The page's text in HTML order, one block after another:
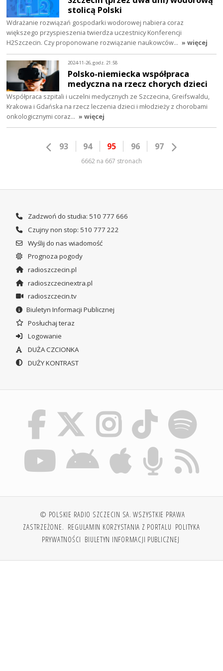
stolicą Polski
Wdrażanie rozwiązań gospodarki wodorowej nabiera coraz
większego przyspieszenia twierdza uczestnicy Konferencji
H2Szczecin. Czy proponowane rozwiązanie naukowców… » więcej
2024-11-26, godz. 21:58
Polsko-niemiecka współpraca
medyczna na rzecz chorych dzieci
Współpraca szpitali i uczelni medycznych ze Szczecina, Greifswaldu,
Krakowa i Gdańska na rzecz leczenia dzieci i młodzieży z chorobami
onkologicznymi coraz… » więcej
93 94 95 96 97
6662 na 667 stronach
Zadzwoń do studia: 510 777 666
Czujny non stop: 510 777 222
Wyślij do nas wiadomość
Prognoza pogody
radioszczecin.pl
radioszczecinextra.pl
radioszczecin.tv
Biuletyn Informacji Publicznej
Posłuchaj teraz
Logowanie
DUŻA CZCIONKA
DUŻY KONTRAST
© POLSKIE RADIO SZCZECIN SA. WSZYSTKIE PRAWA
ZASTRZEŻONE. REGULAMIN KORZYSTANIA Z PORTALU POLITYKA
PRYWATNOŚCI BIULETYN INFORMACJI PUBLICZNEJ